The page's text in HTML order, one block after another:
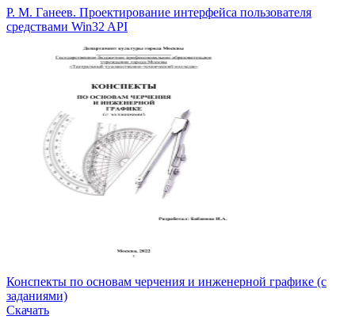
Р. М. Ганеев. Проектирование интерфейса пользователя
средствами Win32 API
Конспекты по основам черчения и инженерной графике (с
заданиями)
Скачать